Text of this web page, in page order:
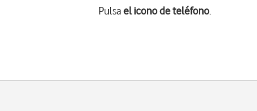
Pulsael icono de teléfono.